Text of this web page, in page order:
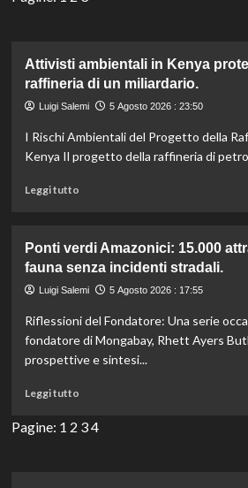
ha
creato
sicuri
il
movimento
elefanti
Attivisti ambientali in Kenya
raffineria di un miliardario.
Luigi Salemi 5 Agosto 2026 : 23:50
I Rischi Ambientali del Progetto della
Kenya Il progetto della raffineria di
Leggi tuttoLeggi
Attivisti
ambientali
in
protestano
contro
la
miliardario.
Ponti verdi Amazonici: 15.000
fauna senza incidenti stradali.
Luigi Salemi 5 Agosto 2026 : 17:55
Riflessioni del Fondatore: Una serie
fondatore di Mongabay, Rhett Ayers
prospettive e sintesi...
Leggi tuttoLeggi
più
Pagine: 1 2 34